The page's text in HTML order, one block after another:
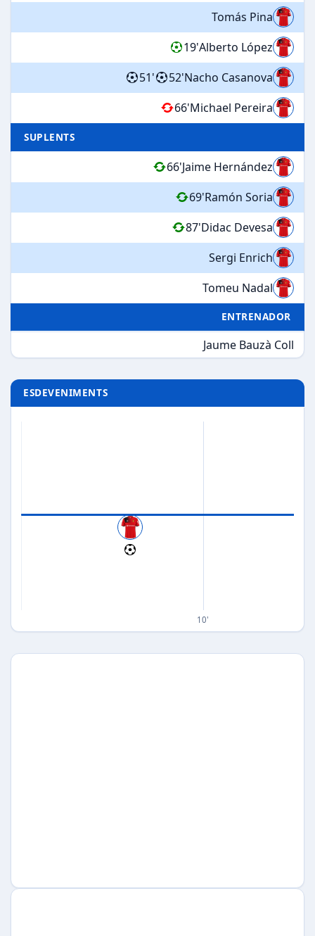
Tomás Pina
19'Alberto López
51'
52'Nacho Casanova
66'Michael Pereira
SUPLENTS
66'Jaime Hernández
69'Ramón Soria
87'Didac Devesa
Sergi Enrich
Tomeu Nadal
ENTRENADOR
Jaume Bauzà Coll
ESDEVENIMENTS
10'